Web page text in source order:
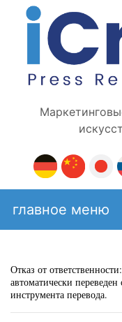
главное меню
Отказ от
автоматически
инструмента перевода.